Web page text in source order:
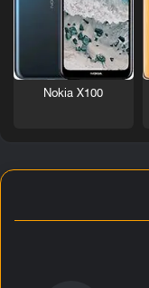
Nokia X100